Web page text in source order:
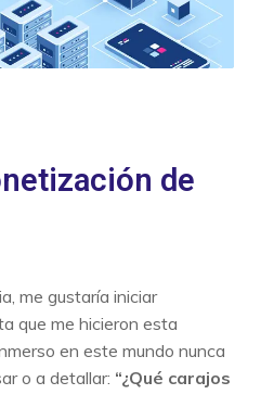
de
me gustaría iniciar
que me hicieron esta
en este mundo nunca
o a detallar: “¿Qué carajos